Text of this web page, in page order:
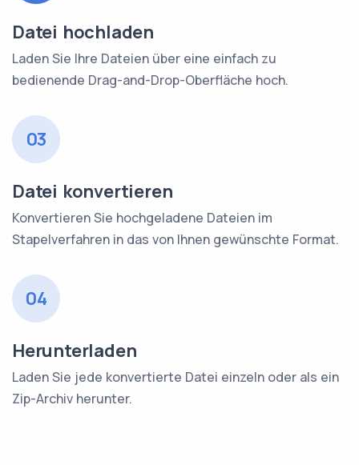
Datei hochladen
Laden Sie Ihre Dateien über eine einfach zu
bedienende Drag-and-Drop-Oberfläche hoch.
03
Datei konvertieren
Konvertieren Sie hochgeladene Dateien im
Stapelverfahren in das von Ihnen gewünschte Format.
04
Herunterladen
Laden Sie jede konvertierte Datei einzeln oder als ein
Zip-Archiv herunter.